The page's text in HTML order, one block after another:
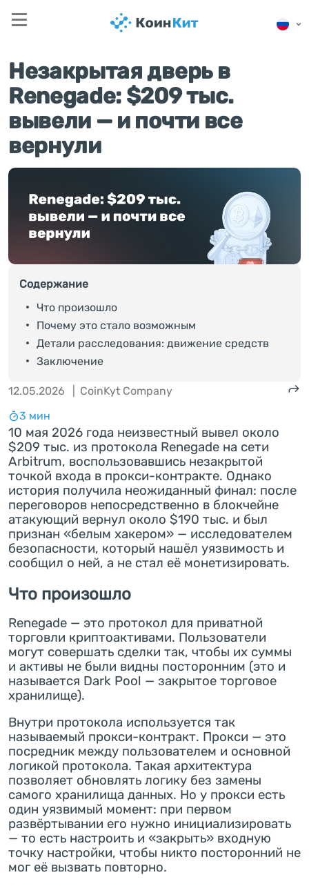
Незакрытая дверь в
Renegade: $209 тыс.
вывели — и почти все
вернули
Содержание
Что произошло
Почему это стало возможным
Детали расследования: движение средств
Заключение
12.05.2026
CoinKyt Company
3 мин
10 мая 2026 года неизвестный вывел около
$209 тыс. из протокола Renegade на сети
Arbitrum, воспользовавшись незакрытой
точкой входа в прокси-контракте. Однако
история получила неожиданный финал: после
переговоров непосредственно в блокчейне
атакующий вернул около $190 тыс. и был
признан «белым хакером» — исследователем
безопасности, который нашёл уязвимость и
сообщил о ней, а не стал её монетизировать.
Что произошло
Renegade — это протокол для приватной
торговли криптоактивами. Пользователи
могут совершать сделки так, чтобы их суммы
и активы не были видны посторонним (это и
называется Dark Pool — закрытое торговое
хранилище).
Внутри протокола используется так
называемый прокси-контракт. Прокси — это
посредник между пользователем и основной
логикой протокола. Такая архитектура
позволяет обновлять логику без замены
самого хранилища данных. Но у прокси есть
один уязвимый момент: при первом
развёртывании его нужно инициализировать
— то есть настроить и «закрыть» входную
точку настройки, чтобы никто посторонний не
мог её вызвать повторно.